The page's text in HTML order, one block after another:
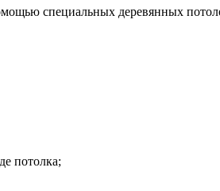
специальных деревянных
потолка;